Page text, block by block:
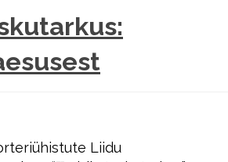
Liidu